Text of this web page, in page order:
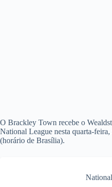
O Brackley Town recebe o
National League nesta quarta-
(horário de Brasília).